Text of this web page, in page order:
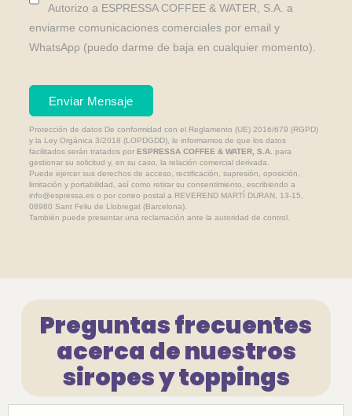
Autorizo a ESPRESSA COFFEE & WATER, S.A. a
enviarme comunicaciones comerciales por email y
WhatsApp (puedo darme de baja en cualquier momento).
Enviar Mensaje
Protección de datos De conformidad con el Reglamento (UE) 2016/679 (RGPD)
y la Ley Orgánica 3/2018 (LOPDGDD), le informamos de que los datos
facilitados serán tratados por ESPRESSA COFFEE & WATER, S.A. para
gestionar su solicitud y, en su caso, la relación comercial derivada.
Puede ejercer sus derechos de acceso, rectificación, supresión, oposición,
limitación y portabilidad, así como retirar su consentimiento, escribiendo a
info@espressa.es o por correo postal a REVEREND MARTÍ DURAN, 13-15,
08980 Sant Feliu de Llobregat (Barcelona).
También puede presentar una reclamación ante la autoridad de control.
Preguntas frecuentes
acerca de nuestros
siropes y toppings